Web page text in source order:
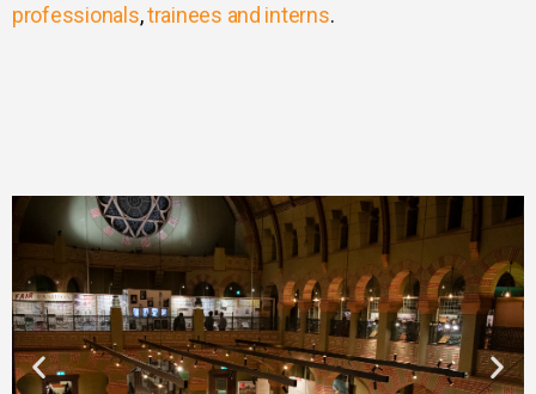
professionals,trainees and interns.